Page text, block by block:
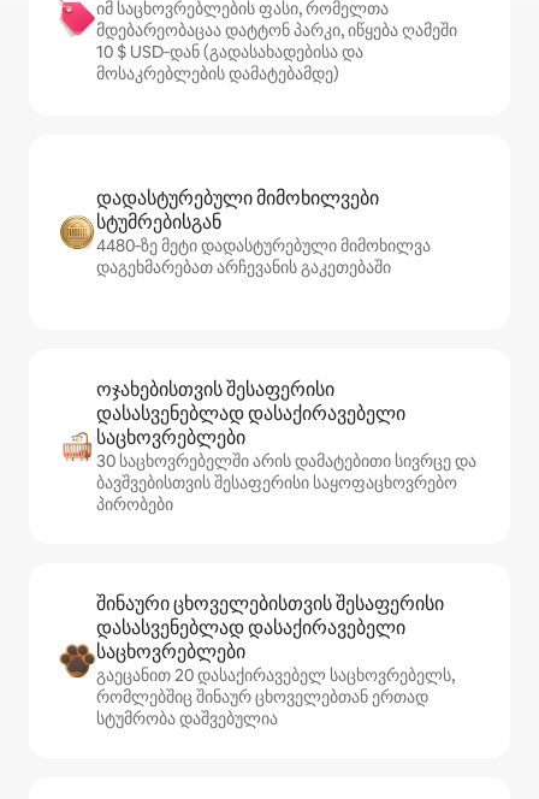
იმ საცხოვრებლების ფასი, რომელთა
მდებარეობაცაა დატტონ პარკი, იწყება ღამეში
10 $ USD‑დან (გადასახადებისა და
მოსაკრებლების დამატებამდე)
დადასტურებული მიმოხილვები
სტუმრებისგან
4480‑ზე მეტი დადასტურებული მიმოხილვა
დაგეხმარებათ არჩევანის გაკეთებაში
ოჯახებისთვის შესაფერისი
დასასვენებლად დასაქირავებელი
საცხოვრებლები
30 საცხოვრებელში არის დამატებითი სივრცე და
ბავშვებისთვის შესაფერისი საყოფაცხოვრებო
პირობები
შინაური ცხოველებისთვის შესაფერისი
დასასვენებლად დასაქირავებელი
საცხოვრებლები
გაეცანით 20 დასაქირავებელ საცხოვრებელს,
რომლებშიც შინაურ ცხოველებთან ერთად
სტუმრობა დაშვებულია